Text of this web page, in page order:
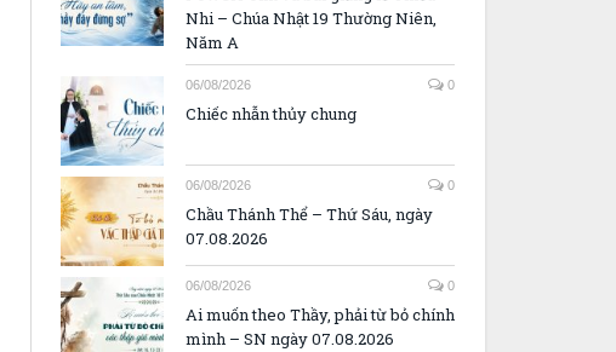
Nhi – Chúa Nhật 19 Thường Niên,
Năm A
06/08/2026 0
Chiếc nhẫn thủy chung
06/08/2026 0
Chầu Thánh Thể – Thứ Sáu, ngày
07.08.2026
06/08/2026 0
Ai muốn theo Thầy, phải từ bỏ chính
mình – SN ngày 07.08.2026